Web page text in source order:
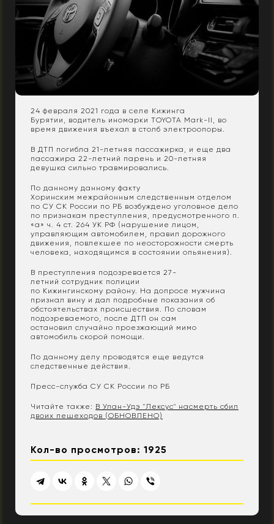
24 февраля 2021 года в селе Кижинга
Бурятии, водитель иномарки TOYOTA Mark-II, во
время движения въехал в столб электроопоры.
В ДТП погибла 21-летняя пассажирка, и еще два
пассажира 22-летний парень и 20-летняя
девушка сильно травмировались.
По данному данному факту
Хоринским межрайонным следственным отделом
по СУ СК России по РБ возбуждено уголовное дело
по признакам преступления, предусмотренного п.
«а» ч. 4 ст. 264 УК РФ (нарушение лицом,
управляющим автомобилем, правил дорожного
движения, повлекшее по неосторожности смерть
человека, находящимся в состоянии опьянения).
В преступления подозревается 27-
летний сотрудник полиции
по Кижингинскому району. На допросе мужчина
признал вину и дал подробные показания об
обстоятельствах происшествия. По словам
подозреваемого, после ДТП он сам
остановил случайно проезжающий мимо
автомобиль скорой помощи.
По данному делу проводятся еще ведутся
следственные действия.
Пресс-служба СУ СК России по РБ
Читайте также: В Улан-Удэ "Лексус" насмерть сбил
двоих пешеходов (ОБНОВЛЕНО)
Кол-во просмотров: 1925